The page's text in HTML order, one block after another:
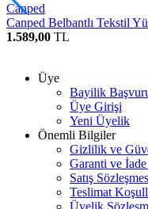
Canped
Canped Belbantlı Tekstil
1.589,00 TL
Üye
Bayilik
Üye Girişi
Yeni Üyelik
Önemli Bilgiler
Gizlilik ve
Garanti ve
Satış
Teslimat
Üyelik